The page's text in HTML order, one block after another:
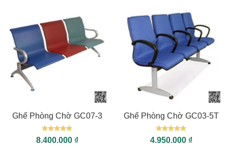
Ghế Phòng Chờ GC07-3
Được xếp
hạng55
8.400.000 ₫
Ghế Phòng Chờ GC03-5T
Được xếp
hạng55
4.950.000 ₫